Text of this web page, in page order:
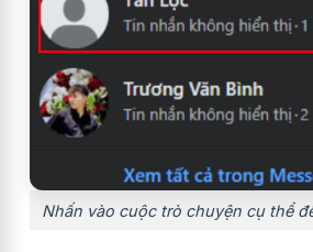
Nhấn vào cuộc trò chuyện cụ thể